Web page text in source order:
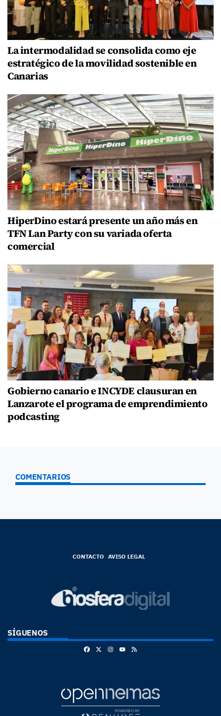
La intermodalidad se consolida como eje
estratégico de la movilidad sostenible en
Canarias
HiperDino estará presente un año más en
TFN Lan Party con su variada oferta
comercial
Gobierno canario e INCYDE clausuran en
Lanzarote el programa de emprendimiento
podcasting
COMENTARIOS
CONTACTO AVISO LEGAL
SÍGUENOS
FacebookInstagram